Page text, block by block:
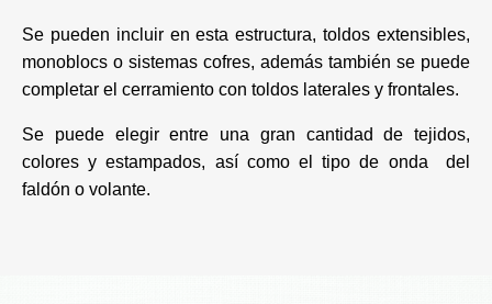
Se pueden incluir en esta estructura, toldos extensibles,
monoblocs o sistemas cofres, además también se puede
completar el cerramiento con toldos laterales y frontales.
Se puede elegir entre una gran cantidad de tejidos,
colores y estampados, así como el tipo de onda del
faldón o volante.